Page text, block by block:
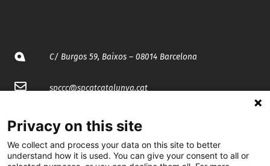
C/ Burgos 59, Baixos – 08014 Barcelona
spccc@spcgtcatalunya.cat
@CGTCatalunya
Privacy on this site
We collect and process your data on this site to better
understand how it is used. You can give your consent to all or